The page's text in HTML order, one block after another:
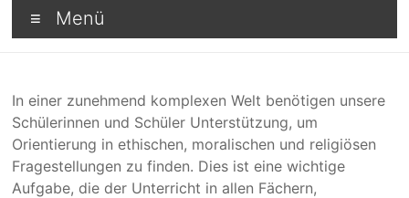
Menü
In einer zunehmend komplexen Welt benötigen unsere
Schülerinnen und Schüler Unterstützung, um
Orientierung in ethischen, moralischen und religiösen
Fragestellungen zu finden. Dies ist eine wichtige
Aufgabe, die der Unterricht in allen Fächern,